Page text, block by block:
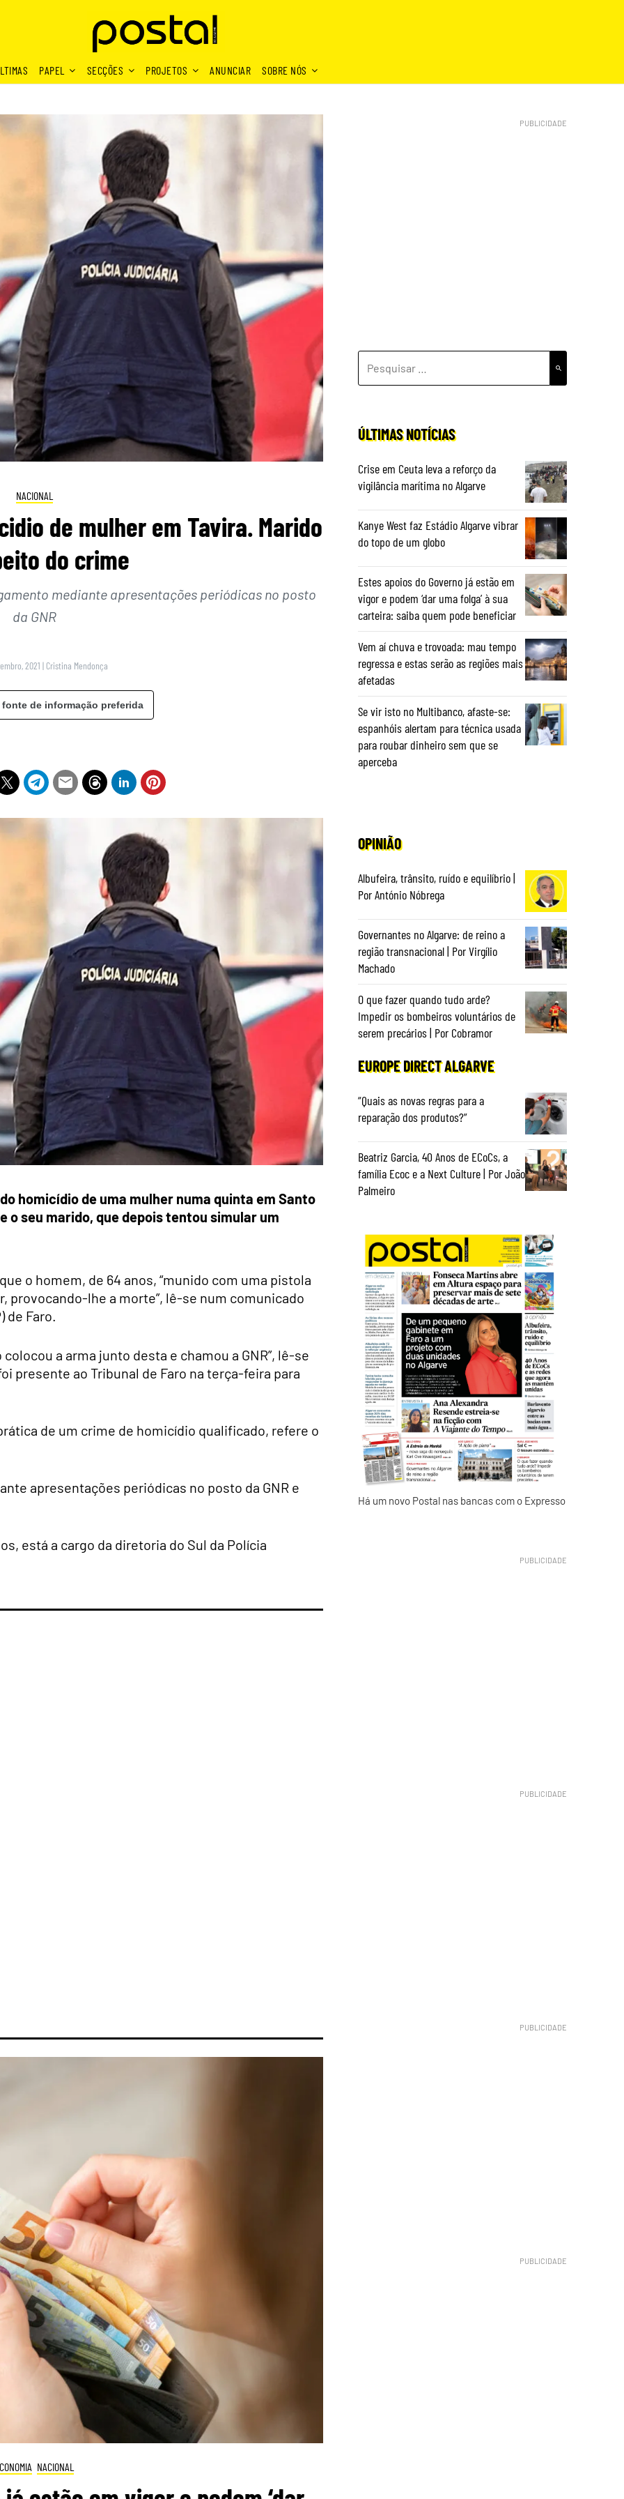
PAPEL SECÇÕES PROJETOS ANUNCIAR SOBRE NÓS
NACIONAL
de mulher em Tavira. Marido
do crime
mediante apresentações periódicas no posto
da GNR
2021 | Cristina Mendonça
de informação preferida
homicídio de uma mulher numa quinta em Santo
o seu marido, que depois tentou simular um
o homem, de 64 anos, “munido com uma pistola
provocando-lhe a morte”, lê-se num comunicado
de Faro.
a arma junto desta e chamou a GNR”, lê-se
presente ao Tribunal de Faro na terça-feira para
de um crime de homicídio qualificado, refere o
apresentações periódicas no posto da GNR e
está a cargo da diretoria do Sul da Polícia
NACIONAL
POR:
ÚLTIMAS NOTÍCIAS
Crise em Ceuta leva a reforço da
vigilância marítima no Algarve
Kanye West faz Estádio Algarve vibrar
do topo de um globo
Estes apoios do Governo já estão em
vigor e podem ‘dar uma folga’ à sua
carteira: saiba quem pode beneficiar
Vem aí chuva e trovoada: mau tempo
regressa e estas serão as regiões mais
afetadas
Se vir isto no Multibanco, afaste-se:
espanhóis alertam para técnica usada
para roubar dinheiro sem que se
aperceba
OPINIÃO
Albufeira, trânsito, ruído e equilíbrio |
Por António Nóbrega
Governantes no Algarve: de reino a
região transnacional | Por Virgílio
Machado
O que fazer quando tudo arde?
Impedir os bombeiros voluntários de
serem precários | Por Cobramor
EUROPE DIRECT ALGARVE
“Quais as novas regras para a
reparação dos produtos?”
Beatriz Garcia, 40 Anos de ECoCs, a
família Ecoc e a Next Culture | Por João
Palmeiro
Há um novo Postal nas bancas com o Expresso